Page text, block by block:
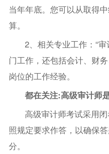
当年年底。您可以从取得
算。
2、相关专业工作：“
门工作，还包括会计、财
岗位的工作经验。
都在关注:高级审计师
高级审计师考试采用
照规定要求作答，以确保
分。